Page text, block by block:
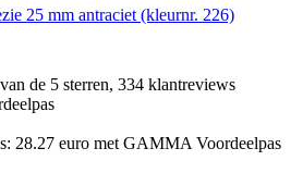
25 mm antraciet (kleurnr. 226)
de 5 sterren, 334 klantreviews
28.27 euro met GAMMA Voordeelpas